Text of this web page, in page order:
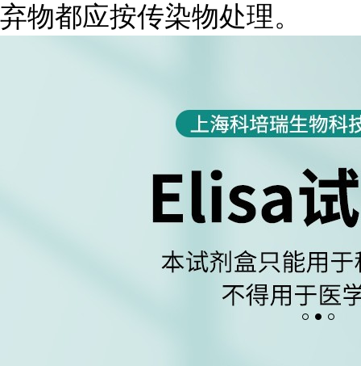
弃物都应按传染物处理。